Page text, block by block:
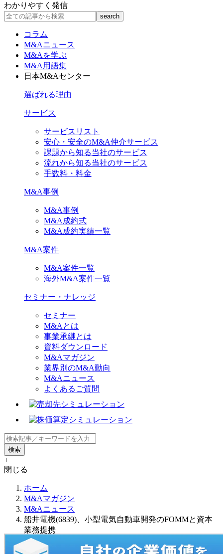
わかりやすく発信
コラム
M&Aニュース
M&Aを学ぶ
M&A用語集
日本M&Aセンター
選ばれる理由
サービス
サービスリスト
安心・安全のM&A仲介サービス
課題から知る当社のサービス
流れから知る当社のサービス
手数料・料金
M&A事例
M&A事例
M&A成約式
M&A成約実績一覧
M&A案件
M&A案件一覧
海外M&A案件一覧
セミナー・ナレッジ
セミナー
M&Aとは
事業承継とは
資料ダウンロード
M&Aマガジン
業界別のM&A動向
M&Aニュース
よくあるご質問
+
閉じる
ホーム
M&Aマガジン
M&Aニュース
船井電機(6839)、小型電気自動車開発のFOMMと資本
業務提携